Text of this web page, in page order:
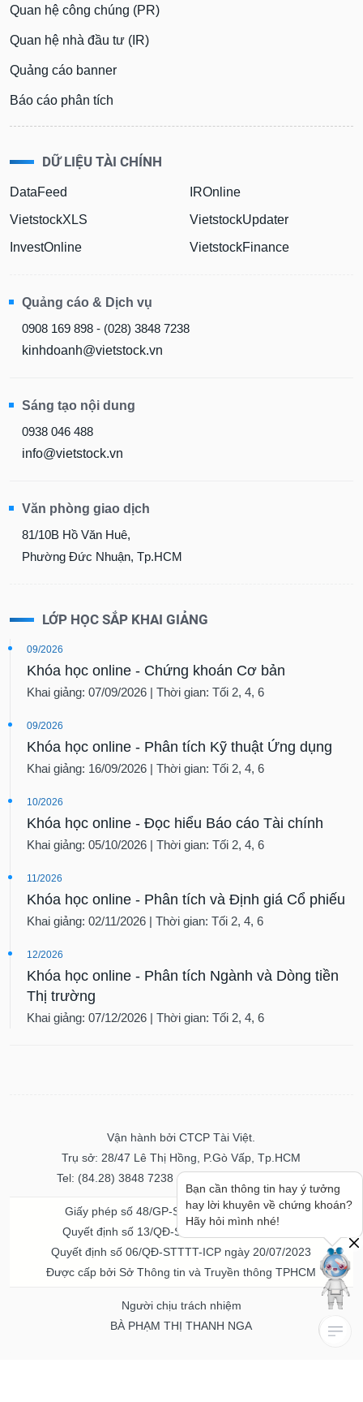
Quan hệ công chúng (PR)
Quan hệ nhà đầu tư (IR)
Quảng cáo banner
Báo cáo phân tích
DỮ LIỆU TÀI CHÍNH
DataFeed
VietstockXLS
InvestOnline
IROnline
VietstockUpdater
VietstockFinance
Quảng cáo & Dịch vụ
0908 169 898 - (028) 3848 7238
kinhdoanh@vietstock.vn
Sáng tạo nội dung
0938 046 488
info@vietstock.vn
Văn phòng giao dịch
81/10B Hồ Văn Huê,
Phường Đức Nhuận, Tp.HCM
LỚP HỌC SẮP KHAI GIẢNG
09/2026
Khóa học online - Chứng khoán Cơ bản
Khai giảng: 07/09/2026 | Thời gian: Tối 2, 4, 6
09/2026
Khóa học online - Phân tích Kỹ thuật Ứng dụng
Khai giảng: 16/09/2026 | Thời gian: Tối 2, 4, 6
10/2026
Khóa học online - Đọc hiểu Báo cáo Tài chính
Khai giảng: 05/10/2026 | Thời gian: Tối 2, 4, 6
11/2026
Khóa học online - Phân tích và Định giá Cổ phiếu
Khai giảng: 02/11/2026 | Thời gian: Tối 2, 4, 6
12/2026
Khóa học online - Phân tích Ngành và Dòng tiền
Thị trường
Khai giảng: 07/12/2026 | Thời gian: Tối 2, 4, 6
Vận hành bởi CTCP Tài Việt.
Trụ sở: 28/47 Lê Thị Hồng, P.Gò Vấp, Tp.HCM
Tel: (84.28) 3848 7238 - Fax: (84.28) 3848 7237
Giấy phép số 48/GP-STTTT ngày 04/11/2016
Quyết định số 13/QĐ-STTTT ngày 02/11/2017
Quyết định số 06/QĐ-STTTT-ICP ngày 20/07/2023
Được cấp bởi Sở Thông tin và Truyền thông TPHCM
Người chịu trách nhiệm
BÀ PHẠM THỊ THANH NGA
Bạn cần thông tin hay ý tưởng
hay lời khuyên về chứng khoán?
Hãy hỏi mình nhé!